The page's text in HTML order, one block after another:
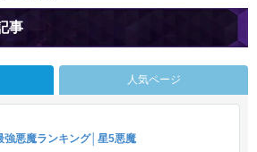
事
人気ページ
強悪魔ランキング│星5悪魔